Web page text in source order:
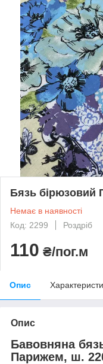
Бязь бірюзовий
Немає в наявності
Код: 2299
Роздріб
110 ₴/пог.м
Опис
Опис
Бавовняна
Парижем, ш.